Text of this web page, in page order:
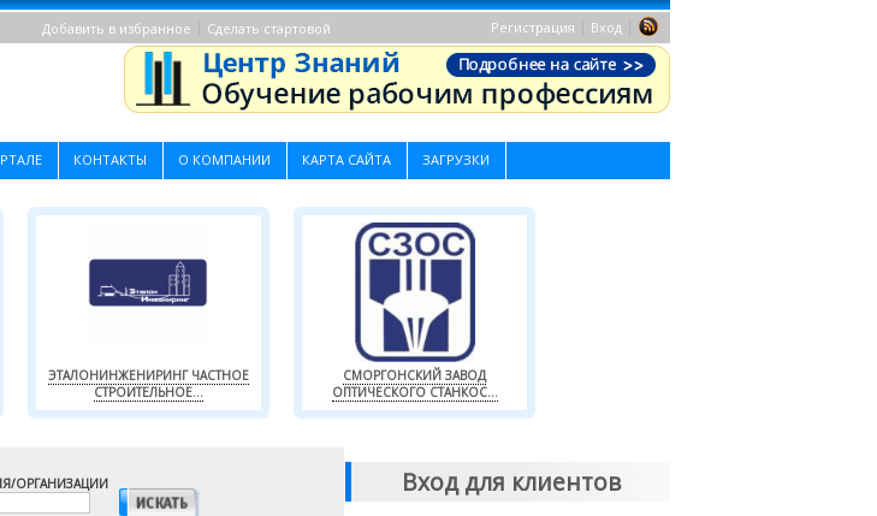
Регистрация Вход
Добавить в избранное Сделать стартовой
КОНТАКТЫ О КОМПАНИИ КАРТА САЙТА ЗАГРУЗКИ
ЭТАЛОНИНЖЕНИРИНГ ЧАСТНОЕ
СТРОИТЕЛЬНОЕ...
СМОРГОНСКИЙ ЗАВОД
ОПТИЧЕСКОГО СТАНКОС...
ОРГАНИЗАЦИИ Вход для клиентов